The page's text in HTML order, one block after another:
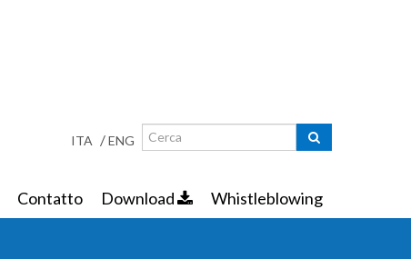
ITA /ENG Maschera di ricerca
Ricerca
Contatto Download Whistleblowing